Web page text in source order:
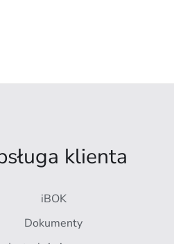
klienta
iBOK
Dokumenty